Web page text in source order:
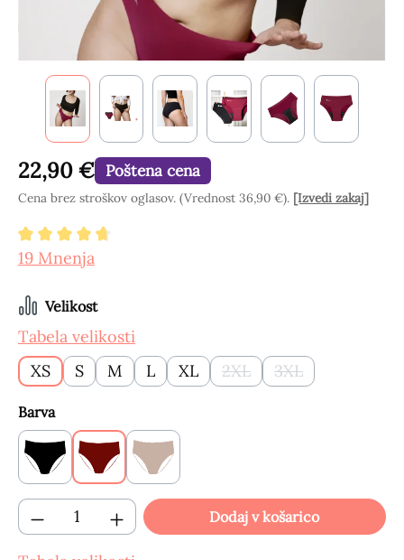
22,90 € Poštena cena
Cena brez stroškov oglasov. (Vrednost 36,90 €). [Izvedi zakaj]
Povprečna ocena 4.84 od 5 zvezdic
19 Mnenja
Izberi
Velikost
Tabela velikosti
XS
S M L XL 2XL
(Ta možnost trenutno ni
3XL
(Ta možnost
Izberi
Barva
Črne Bordo Bež
Količina izdelka: Vnesite želeno količino
Dodaj v košarico